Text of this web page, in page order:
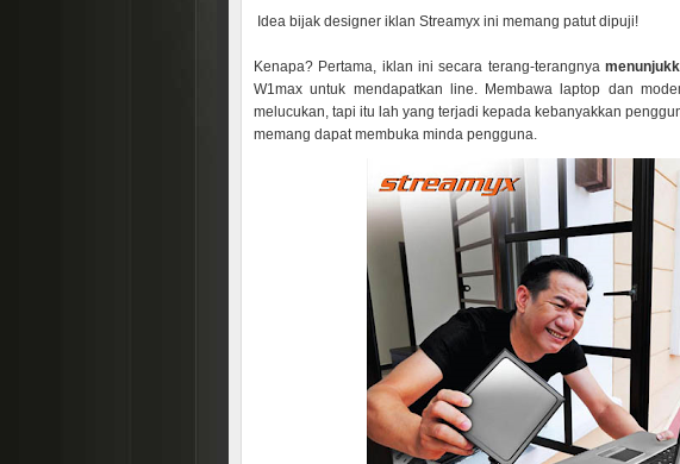
Idea bijak designer iklan Streamyx ini memang patut dipuji!
Kenapa? Pertama, iklan ini secara terang-terangnya
W1max untuk mendapatkan line. Membawa laptop dan
melucukan, tapi itu lah yang terjadi kepada kebanyakkan
memang dapat membuka minda pengguna.